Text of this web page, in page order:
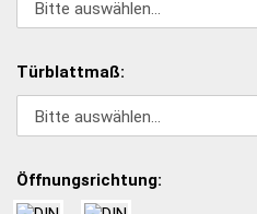
Türblattmaß:
Öffnungsrichtung: